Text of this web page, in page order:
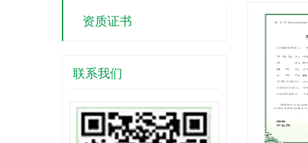
资质证书
联系我们